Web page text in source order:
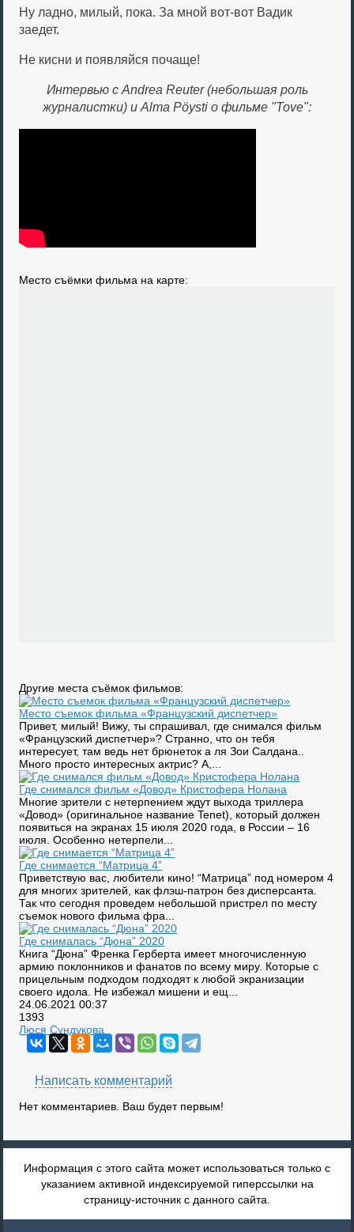
Ну ладно, милый, пока. За мной вот-вот Вадик
заедет.
Не кисни и появляйся почаще!
Интервью с Andrea Reuter (небольшая роль
журналистки) и Alma Pöysti о фильме "Tove":
Место съёмки фильма на карте:
Другие места съёмок фильмов:
Место съемок фильма «Французский диспетчер»
Привет, милый! Вижу, ты спрашивал, где снимался фильм
«Французский диспетчер»? Странно, что он тебя
интересует, там ведь нет брюнеток а ля Зои Салдана..
Много просто интересных актрис? А,...
Где снимался фильм «Довод» Кристофера Нолана
Многие зрители с нетерпением ждут выхода триллера
«Довод» (оригинальное название Tenet), который должен
появиться на экранах 15 июля 2020 года, в России – 16
июля. Особенно нетерпели...
Где снимается “Матрица 4”
Приветствую вас, любители кино! “Матрица” под номером 4
для многих зрителей, как флэш-патрон без дисперсанта.
Так что сегодня проведем небольшой пристрел по месту
съемок нового фильма фра...
Где снималась “Дюна” 2020
Книга “Дюна” Френка Герберта имеет многочисленную
армию поклонников и фанатов по всему миру. Которые с
прицельным подходом подходят к любой экранизации
своего идола. Не избежал мишени и ещ...
24.06.2021 00:37
1393
Люся Сундукова
Написать комментарий
Нет комментариев. Ваш будет первым!
Информация с этого сайта может использоваться только с
указанием активной индексируемой гиперссылки на
страницу-источник с данного сайта.